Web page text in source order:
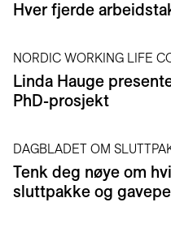
Hver fjerde
NORDIC WORKING LIFE
Linda Hauge
PhD-prosjekt
DAGBLADET OM
Tenk deg nøye om
sluttpakke og